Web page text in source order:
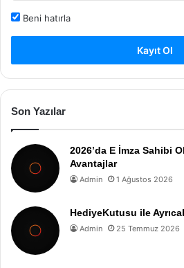
Beni hatırla
Kayıt Ol
Son Yazılar
2026’da E İmza Sahibi
Avantajlar
Admin 1 Ağustos 2026
HediyeKutusu ile
Admin 25 Temmuz 2026